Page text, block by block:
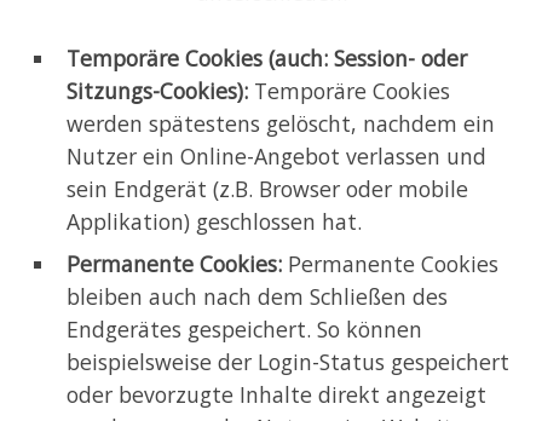
Temporäre Cookies (auch: Session- oder
Sitzungs-Cookies): Temporäre Cookies
werden spätestens gelöscht, nachdem ein
Nutzer ein Online-Angebot verlassen und
sein Endgerät (z.B. Browser oder mobile
Applikation) geschlossen hat.
Permanente Cookies: Permanente Cookies
bleiben auch nach dem Schließen des
Endgerätes gespeichert. So können
beispielsweise der Login-Status gespeichert
oder bevorzugte Inhalte direkt angezeigt